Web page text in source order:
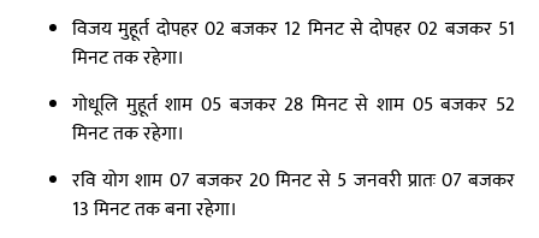
विजय मुहूर्त दोपहर 02 बजकर 12 मिनट से दोपहर 02 बजकर 51
मिनट तक रहेगा।
गोधूलि मुहूर्त शाम 05 बजकर 28 मिनट से शाम 05 बजकर 52
मिनट तक रहेगा।
रवि योग शाम 07 बजकर 20 मिनट से 5 जनवरी प्रातः 07 बजकर
13 मिनट तक बना रहेगा।